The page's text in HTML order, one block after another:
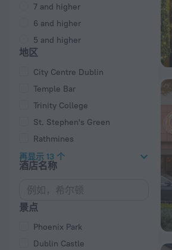
7 and higher
6 and higher
5 and higher
地区
City Centre Dublin
Temple Bar
Trinity College
St. Stephen's Green
Rathmines
再显示 13 个
酒店名称
景点
Phoenix Park
Dublin Castle